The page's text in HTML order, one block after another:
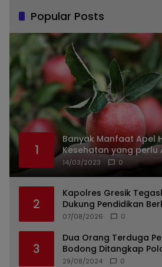
Popular Posts
1
Banyak Manfaat Apel
Kesehatan yang perlu
14/03/2023 0
2
Kapolres Gresik
Dukung Pendidikan
07/08/2026 0
3
Dua Orang Terduga
Bodong Ditangkap
Roda Empat Diamankan
29/08/2024 0